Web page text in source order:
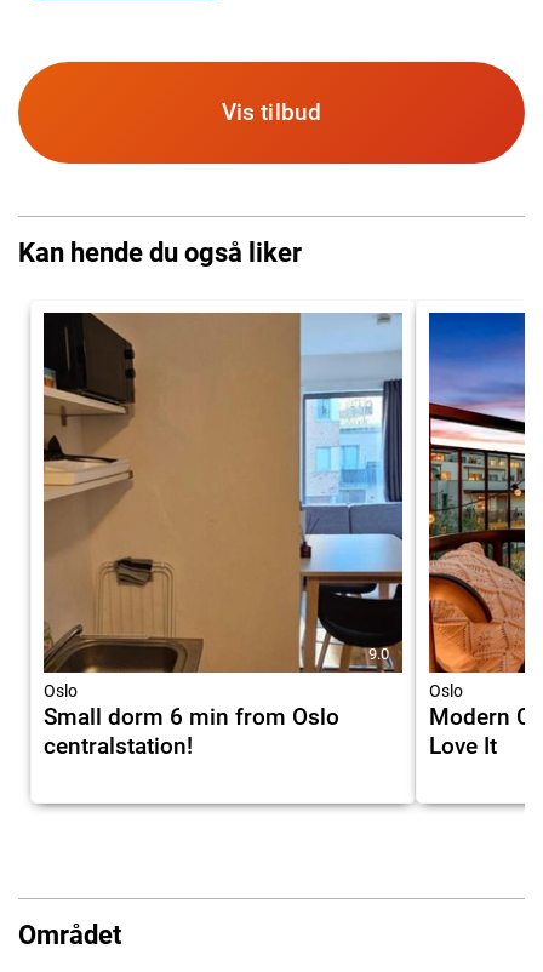
Vis tilbud
Kan hende du også liker
9.0
Oslo
Small dorm 6 min from Oslo
centralstation!
Oslo
Modern
Love It
Området